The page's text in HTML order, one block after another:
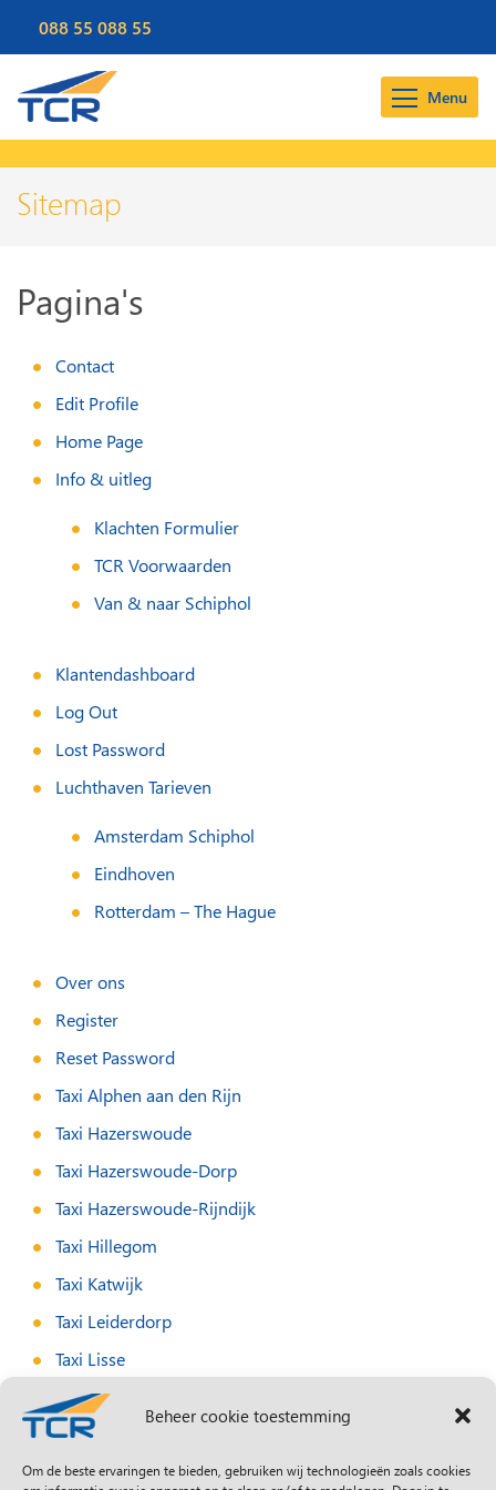
Beheer cookie toestemming
Om de beste ervaringen te bieden, gebruiken wij technologieën zoals cookies
088 55 088 55
Menu
Sitemap
Pagina's
Contact
Edit Profile
Home Page
Info & uitleg
Klachten Formulier
TCR Voorwaarden
Van & naar Schiphol
Klantendashboard
Log Out
Lost Password
Luchthaven Tarieven
Amsterdam Schiphol
Eindhoven
Rotterdam – The Hague
Over ons
Register
Reset Password
Taxi Alphen aan den Rijn
Taxi Hazerswoude
Taxi Hazerswoude-Dorp
Taxi Hazerswoude-Rijndijk
Taxi Hillegom
Taxi Katwijk
Taxi Leiderdorp
Taxi Lisse
Taxi Noordwijk
Taxi Noordwijkerhout
Taxi Oegstgeest